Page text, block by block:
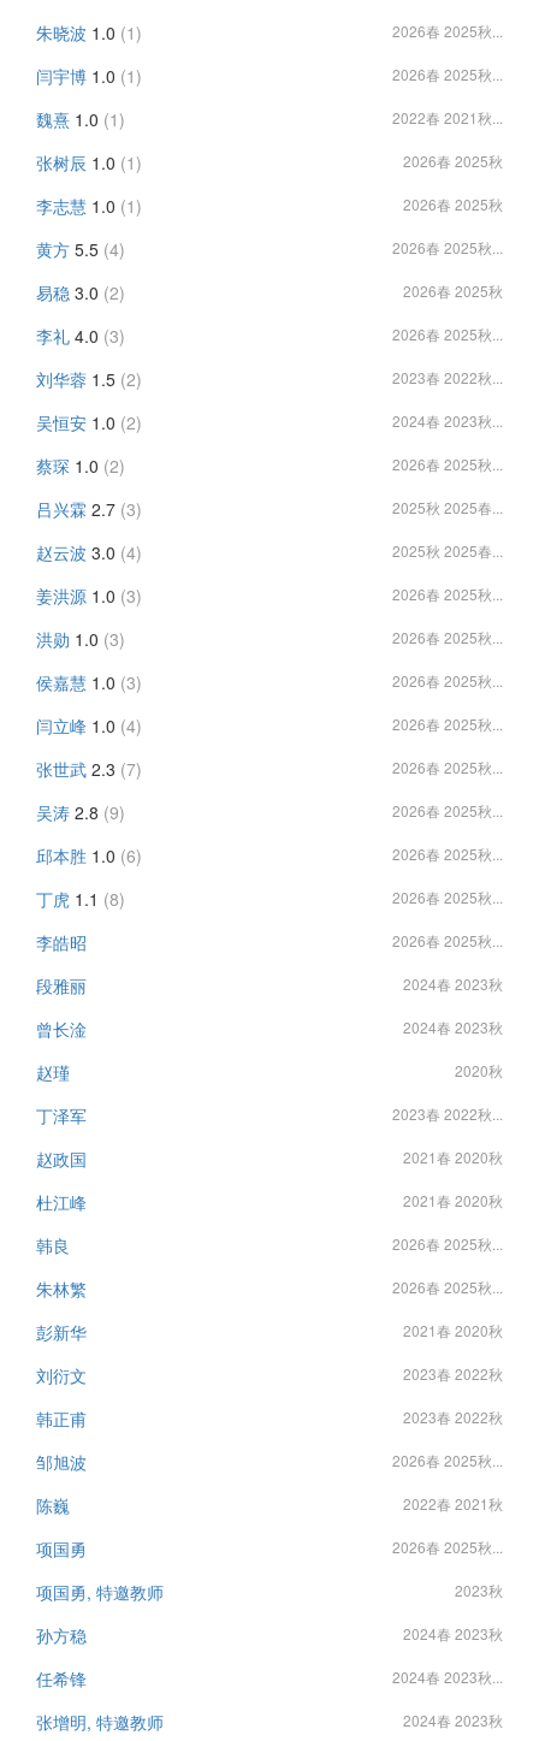
朱晓波 1.0 (1) 2026春 2025秋...
闫宇博 1.0 (1) 2026春 2025秋...
魏熹 1.0 (1) 2022春 2021秋...
张树辰 1.0 (1) 2026春 2025秋
李志慧 1.0 (1) 2026春 2025秋
黄方 5.5 (4) 2026春 2025秋...
易稳 3.0 (2) 2026春 2025秋
李礼 4.0 (3) 2026春 2025秋...
刘华蓉 1.5 (2) 2023春 2022秋...
吴恒安 1.0 (2) 2024春 2023秋...
蔡琛 1.0 (2) 2026春 2025秋...
吕兴霖 2.7 (3) 2025秋 2025春...
赵云波 3.0 (4) 2025秋 2025春...
姜洪源 1.0 (3) 2026春 2025秋...
洪勋 1.0 (3) 2026春 2025秋...
侯嘉慧 1.0 (3) 2026春 2025秋...
闫立峰 1.0 (4) 2026春 2025秋...
张世武 2.3 (7) 2026春 2025秋...
吴涛 2.8 (9) 2026春 2025秋...
邱本胜 1.0 (6) 2026春 2025秋...
丁虎 1.1 (8) 2026春 2025秋...
李皓昭 2026春 2025秋...
段雅丽 2024春 2023秋
曾长淦 2024春 2023秋
赵瑾 2020秋
丁泽军 2023春 2022秋...
赵政国 2021春 2020秋
杜江峰 2021春 2020秋
韩良 2026春 2025秋...
朱林繁 2026春 2025秋...
彭新华 2021春 2020秋
刘衍文 2023春 2022秋
韩正甫 2023春 2022秋
邹旭波 2026春 2025秋...
陈巍 2022春 2021秋
项国勇 2026春 2025秋...
项国勇, 特邀教师 2023秋
孙方稳 2024春 2023秋
任希锋 2024春 2023秋...
张增明, 特邀教师 2024春 2023秋